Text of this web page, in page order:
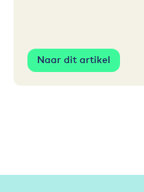
Naar dit artikel